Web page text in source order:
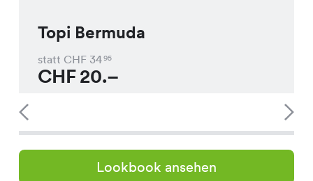
Topi Bermuda
statt CHF 3495
CHF20.–
Lookbook ansehen